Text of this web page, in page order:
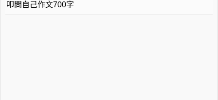
叩問自己作文700字